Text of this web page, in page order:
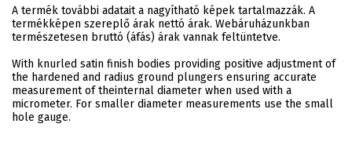
A termék további adatait a nagyítható képek tartalmazzák. A
termékképen szereplő árak nettó árak. Webáruházunkban
természetesen bruttó (áfás) árak vannak feltüntetve.
With knurled satin finish bodies providing positive adjustment of
the hardened and radius ground plungers ensuring accurate
measurement of theinternal diameter when used with a
micrometer. For smaller diameter measurements use the small
hole gauge.